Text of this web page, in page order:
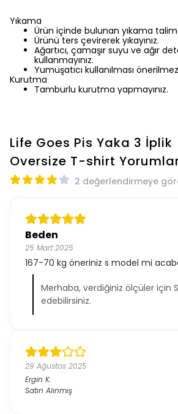
Yıkama
Ürün içinde bulunan yıkama
Ürünü ters çevirerek yıkayınız.
Ağartıcı, çamaşır suyu ve ağır
kullanmayınız.
Yumuşatıcı kullanılması
Kurutma
Tamburlu kurutma yapmayınız.
Life Goes Pis Yaka 3 İplik
Oversize T-shirt
2 değerlendirmeye
Beden
25 Mart 2025
167-70 kg öneriniz s model mi
Merhaba, verdiğiniz ölçüler için
edebilirsiniz.
29 Ağustos 2025
Ergin K.
Satın Alınmış